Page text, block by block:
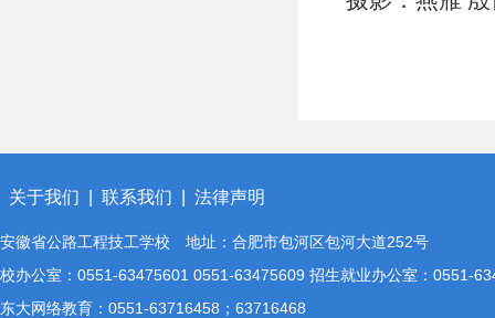
关于我们 联系我们 法律声明
安徽省公路工程技工学校 地址：合肥市包河区包河大道252号
校办公室：0551-63475601 0551-63475609 招生就业办公室：0551-
东大网络教育：0551-63716458；63716468